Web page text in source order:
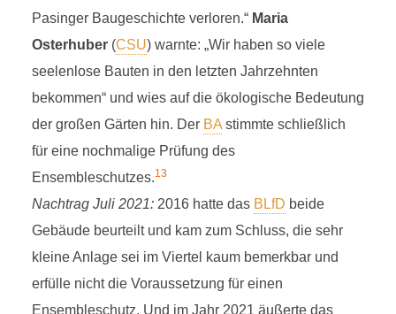
Pasinger Baugeschichte verloren.“ Maria
Osterhuber(CSU) warnte: „Wir haben so viele
seelenlose Bauten in den letzten Jahrzehnten
bekommen“ und wies auf die ökologische Bedeutung
der großen Gärten hin. Der BAstimmte schließlich
für eine nochmalige Prüfung des
Ensembleschutzes.13
Nachtrag Juli 2021:2016 hatte das BLfD beide
Gebäude beurteilt und kam zum Schluss, die sehr
kleine Anlage sei im Viertel kaum bemerkbar und
erfülle nicht die Voraussetzung für einen
Ensembleschutz. Und im Jahr 2021 äußerte das